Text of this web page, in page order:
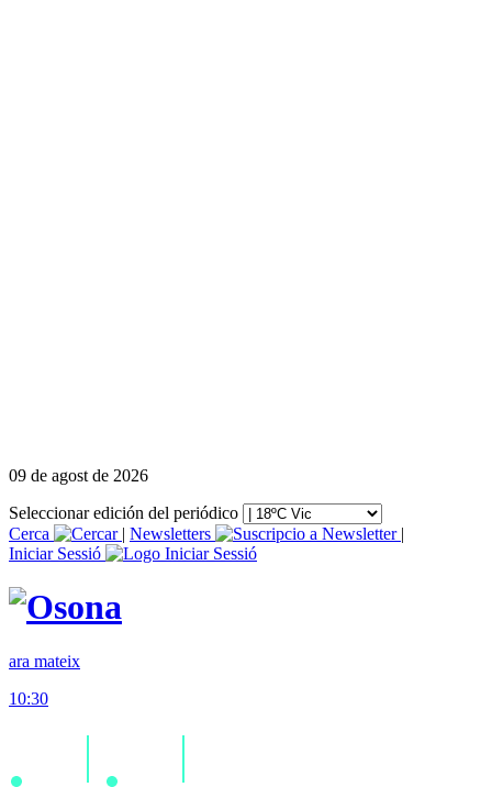
09 de agost de 2026
Seleccionar edición del periódico
Cerca
| Newsletters
|
Iniciar Sessió
ara mateix
10:30